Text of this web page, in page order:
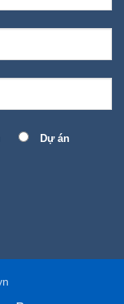
Dự án